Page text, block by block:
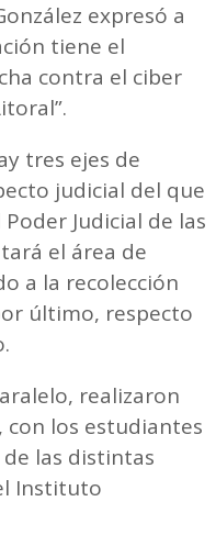
expresó a
tiene el
contra el ciber
tres ejes de
judicial del que
Judicial de las
el área de
a la recolección
último, respecto
realizaron
con los estudiantes
de las distintas
Instituto